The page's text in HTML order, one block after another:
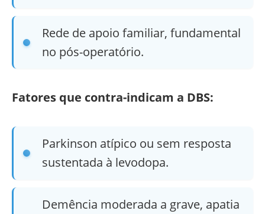
Rede de apoio familiar, fundamental
no pós-operatório.
Fatores que contra-indicam a DBS:
Parkinson atípico ou sem resposta
sustentada à levodopa.
Demência moderada a grave, apatia